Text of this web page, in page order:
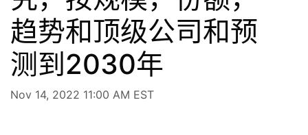
趋势和顶级公司和预
测到2030年
Nov 14, 2022 11:00 AM EST